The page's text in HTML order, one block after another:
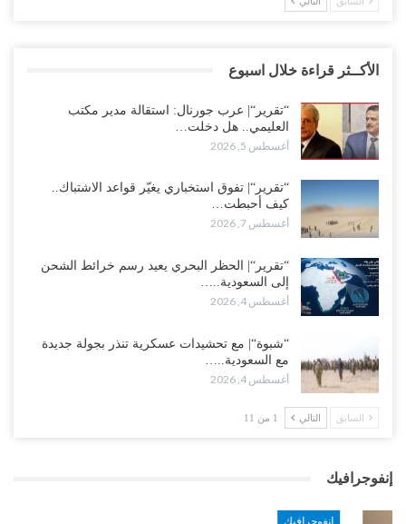
الأكــثر قراءة خلال اسبوع
“تقرير“| عرب جورنال: استقالة مدير مكتب
العليمي.. هل دخلت…
أغسطس 5, 2026
“تقرير“| تفوق استخباري يغيّر قواعد الاشتباك..
كيف أحبطت…
أغسطس 7, 2026
“تقرير“| الحظر البحري يعيد رسم خرائط الشحن
إلى السعودية..…
أغسطس 4, 2026
“شبوة“| مع تحشيدات عسكرية تنذر بجولة جديدة
مع السعودية..…
أغسطس 4, 2026
السابق التالي 1 من 11
إنفوجرافيك